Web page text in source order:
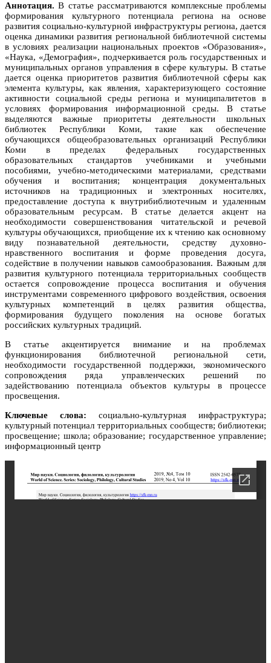
Аннотация. В статье рассматриваются комплексные проблемы
формирования культурного потенциала региона на основе
развития социально-культурной инфраструктуры региона, дается
оценка динамики развития региональной библиотечной системы
в условиях реализации национальных проектов «Образования»,
«Наука, «Демография», подчеркивается роль государственных и
муниципальных органов управления в сфере культуры. В статье
дается оценка приоритетов развития библиотечной сферы как
элемента культуры, как явления, характеризующего состояние
активности социальной среды региона и муниципалитетов в
условиях формирования информационной среды. В статье
выделяются важные приоритеты деятельности школьных
библиотек Республики Коми, такие как обеспечение
обучающихся общеобразовательных организаций Республики
Коми в пределах федеральных государственных
образовательных стандартов учебниками и учебными
пособиями, учебно-методическими материалами, средствами
обучения и воспитания; концентрация документальных
источников на традиционных и электронных носителях,
предоставление доступа к внутрибиблиотечным и удаленным
образовательным ресурсам. В статье делается акцент на
необходимости совершенствования читательской и речевой
культуры обучающихся, приобщение их к чтению как основному
виду познавательной деятельности, средству духовно-
нравственного воспитания и форме проведения досуга,
содействие в получении навыков самообразования. Важным для
развития культурного потенциала территориальных сообществ
остается сопровождение процесса воспитания и обучения
инструментами современного цифрового воздействия, освоения
культурных компетенций в целях развития общества,
формирования будущего поколения на основе богатых
российских культурных традиций.
В статье акцентируется внимание и на проблемах
функционирования библиотечной региональной сети,
необходимости государственной поддержки, экономического
сопровождения ряда управленческих решений по
задействованию потенциала объектов культуры в процессе
просвещения.
Ключевые слова: социально-культурная инфраструктура;
культурный потенциал территориальных сообществ; библиотеки;
просвещение; школа; образование; государственное управление;
информационный центр